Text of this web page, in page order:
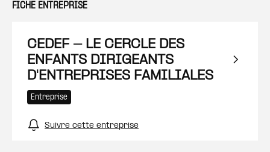
FICHE ENTREPRISE
CEDEF - LE CERCLE DES
ENFANTS DIRIGEANTS
D'ENTREPRISES FAMILIALES
Entreprise
Suivre cette entreprise